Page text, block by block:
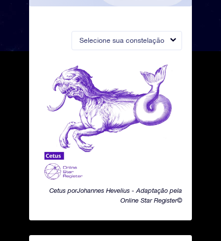
Selecione sua constelação
Cetus porJohannes Hevelius - Adaptação pela
Online Star Register©